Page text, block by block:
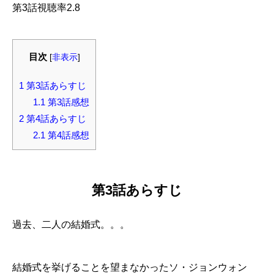
第3話視聴率2.8
目次 [非表示]
1 第3話あらすじ
1.1 第3話感想
2 第4話あらすじ
2.1 第4話感想
第3話あらすじ
過去、二人の結婚式。。。
結婚式を挙げることを望まなかったソ・ジョンウォン